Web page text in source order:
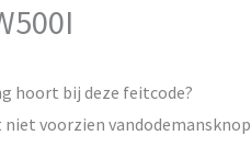
hoort bij deze feitcode?
voorzien vandodemansknop